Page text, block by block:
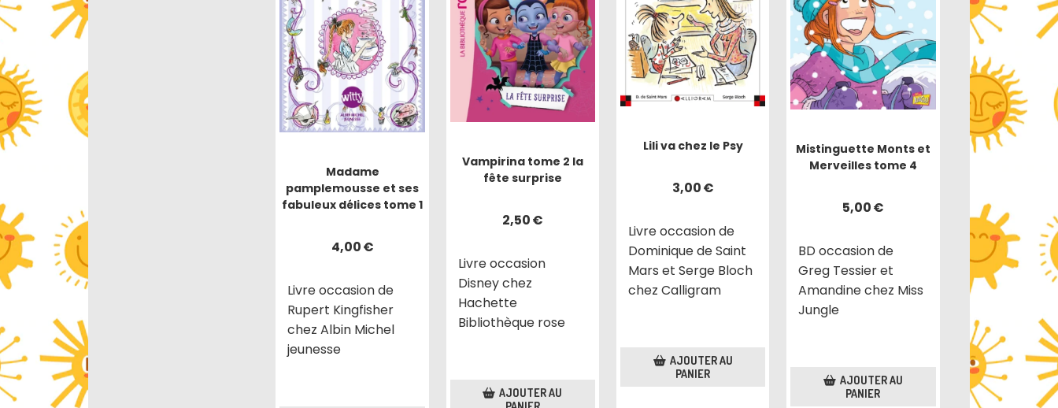
Madame
pamplemousse et ses
fabuleux délices tome 1
4,00€
Livre occasion de
Rupert Kingfisher
chez Albin Michel
jeunesse
Vampirina tome 2 la
fête surprise
2,50€
Livre occasion
Disney chez
Hachette
Bibliothèque rose
AJOUTER AU
Lili va chez le Psy
3,00€
Livre occasion de
Dominique de Saint
Mars et Serge Bloch
chez Calligram
AJOUTER AU
PANIER
Mistinguette Monts et
Merveilles tome 4
5,00€
BD occasion de
Greg Tessier et
Amandine chez Miss
Jungle
AJOUTER AU
PANIER